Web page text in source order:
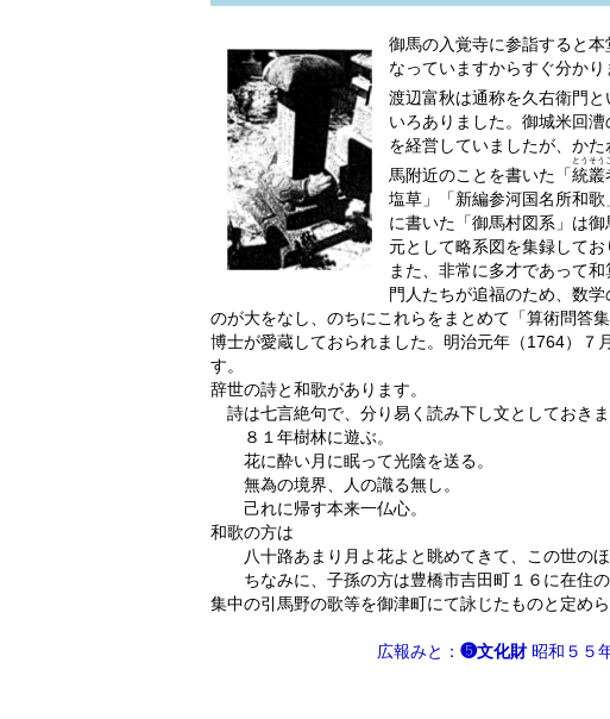
御馬の入覚寺に参詣すると
なっていますからすぐ分かり
渡辺富秋は通称を久右衛門と
いろありました。御城米回
を経営していましたが、か
馬附近のことを書いた「統叢
とうそう
塩草」「新編参河国名所和
に書いた「御馬村図系」は
元として略系図を集録してお
また、非常に多才であって
門人たちが追福のため、数
のが大をなし、のちにこれらをまとめて「算術問答
博士が愛蔵しておられました。明治元年（1764）７
す。
辞世の詩と和歌があります。
詩は七言絶句で、分り易く読み下し文としておきま
８１年樹林に遊ぶ。
花に酔い月に眠って光陰を送る。
無為の境界、人の識る無し。
己れに帰す本来一仏心。
和歌の方は
八十路あまり月よ花よと眺めてきて、この世のほ
ちなみに、子孫の方は豊橋市吉田町１６に在住の
集中の引馬野の歌等を御津町にて詠じたものと定め
広報みと ： ❺文化財 昭和５５